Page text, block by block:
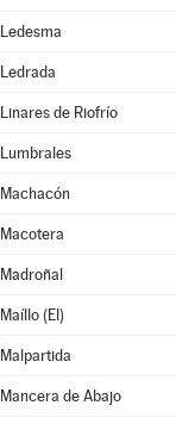
Ledesma
Ledrada
Linares de Riofrío
Lumbrales
Machacón
Macotera
Madroñal
Maíllo (El)
Malpartida
Mancera de Abajo